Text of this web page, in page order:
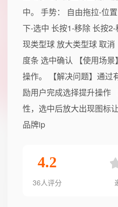
中。 手势： 自由拖拉-位
下-选中 长按1-移除 长按
现类型球 放大类型球 取
度条 选中确认 【使用场
操作。 【解决问题】通过
励用户完成选择提升操作
性，选中后放大出现图标
品牌ip
4.2
36人评分